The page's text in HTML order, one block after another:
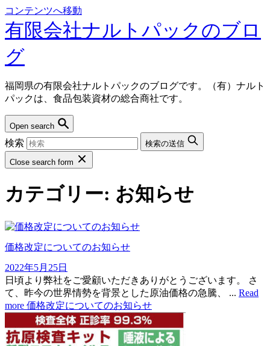
コンテンツへ移動
有限会社ナルトパックのブロ
グ
福岡県の有限会社ナルトパックのブログです。（有）ナルト
パックは、食品包装資材の総合商社です。
Open search
検索 検索の送信
Close search form
カテゴリー: お知らせ
価格改定についてのお知らせ
2022年5月25日
日頃より弊社をご愛顧いただきありがとうございます。 さ
て、昨今の世界情勢を背景とした原油価格の急騰、 ... Read
more 価格改定についてのお知らせ